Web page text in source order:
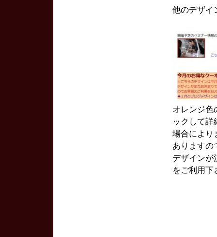
他のデザイ
オレンジ
ックして詳
場合により
ありますの
デザインが
をご利用下